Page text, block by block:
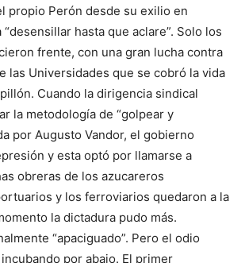
propio Perón desde su exilio en
“desensillar hasta que aclare”. Solo los
frente, con una gran lucha contra
las Universidades que se cobró la vida
Cuando la dirigencia sindical
la metodología de “golpear y
por Augusto Vandor, el gobierno
y esta optó por llamarse a
obreras de los azucareros
y los ferroviarios quedaron a la
la dictadura pudo más.
“apaciguado”. Pero el odio
por abajo. El primer